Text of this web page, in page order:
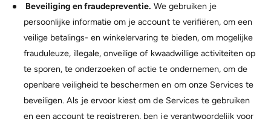
Beveiliging en fraudepreventie. We gebruiken je
persoonlijke informatie om je account te verifiëren, om een
veilige betalings- en winkelervaring te bieden, om mogelijke
frauduleuze, illegale, onveilige of kwaadwillige activiteiten op
te sporen, te onderzoeken of actie te ondernemen, om de
openbare veiligheid te beschermen en om onze Services te
beveiligen. Als je ervoor kiest om de Services te gebruiken
en een account te registreren, ben je verantwoordelijk voor